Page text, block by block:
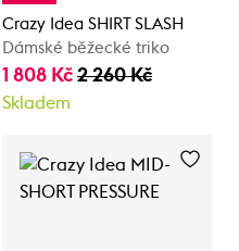
Crazy Idea SHIRT SLASH
Dámské běžecké triko
1 808 Kč 2 260 Kč
Skladem